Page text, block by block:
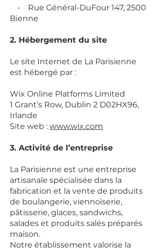
• Rue Général-DuFour 147, 2500
Bienne
2. Hébergement du site
Le site Internet de La Parisienne
est hébergé par :
Wix Online Platforms Limited
1 Grant’s Row, Dublin 2 D02HX96,
Irlande
Site web : www.wix.com
3. Activité de l’entreprise
La Parisienne est une entreprise
artisanale spécialisée dans la
fabrication et la vente de produits
de boulangerie, viennoiserie,
pâtisserie, glaces, sandwichs,
salades et produits salés préparés
maison.
Notre établissement valorise la